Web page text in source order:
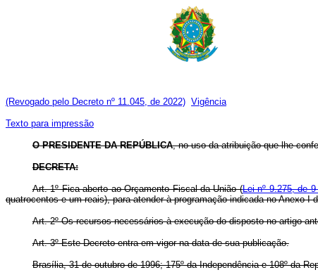
(Revogado pelo Decreto nº 11.045, de 2022) Vigência
Texto para impressão
O PRESIDENTE DA REPÚBLICA, no uso da atribuição que lhe
DECRETA:
Art. 1º Fica aberto ao Orçamento Fiscal da União (Lei nº 9.275, de
quatrocentos e um reais), para atender à programação indicada no Anexo I
Art. 2º Os recursos necessários à execução do disposto no artigo
Art. 3º Este Decreto entra em vigor na data de sua publicação.
Brasília, 31 de outubro de 1996; 175º da Independência e 108º da